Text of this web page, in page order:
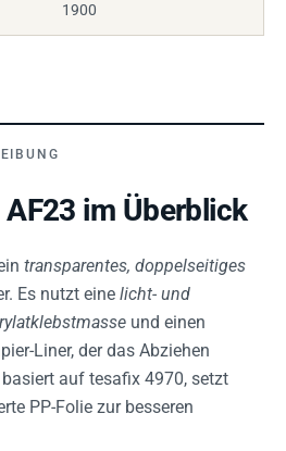
1900
im Überblick
transparentes, doppelseitiges
Es nutzt eine licht- und
und einen
Liner, der das Abziehen
auf tesafix 4970, setzt
PP-Folie zur besseren